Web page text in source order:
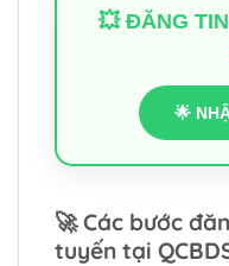
💥 ĐĂNG
🌟
🚀Các bước
tuyến tại